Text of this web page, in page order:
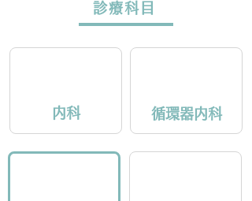
診療科目
内科 循環器内科